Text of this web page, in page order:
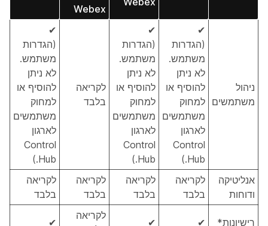
Webex
ניהול
משתמשים
✔
(הגדרות
משתמש.
לא ניתן
להוסיף או
למחוק
משתמשים
לארגון
Control
Hub.)
✔
(הגדרות
משתמש.
לא ניתן
להוסיף או
למחוק
משתמשים
לארגון
Control
Hub.)
לקריאה
בלבד
✔
(הגדרות
משתמש.
לא ניתן
להוסיף או
למחוק
משתמשים
לארגון
Control
Hub.)
אנליטיקה
ודוחות
לקריאה
בלבד
לקריאה
בלבד
לקריאה
בלבד
לקריאה
בלבד
רישיונות* ✔
✔
לקריאה
✔